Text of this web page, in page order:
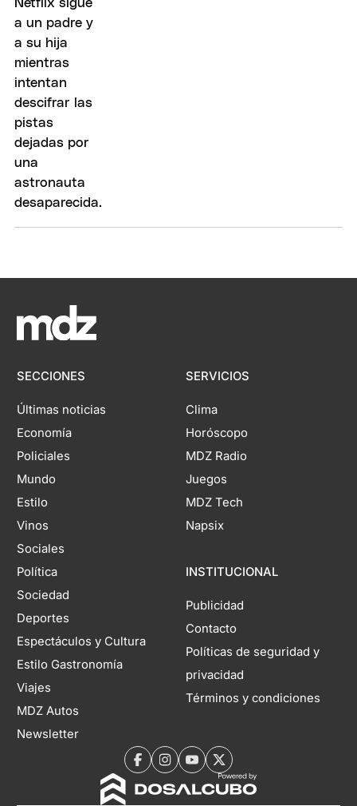
SECCIONES
Últimas noticias
Economía
Policiales
Mundo
Estilo
Vinos
Sociales
Política
Sociedad
Deportes
Espectáculos y Cultura
Estilo Gastronomía
Viajes
MDZ Autos
Newsletter
SERVICIOS
Clima
Horóscopo
MDZ Radio
Juegos
MDZ Tech
Napsix
INSTITUCIONAL
Publicidad
Contacto
Políticas de seguridad y
privacidad
Términos y condiciones